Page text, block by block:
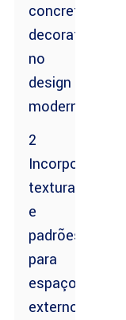
concreto
decorativo
no
design
moderno
2
Incorporando
texturas
e
padrões
para
espaços
externos